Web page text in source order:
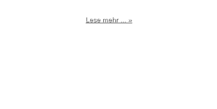
Lese mehr ... »